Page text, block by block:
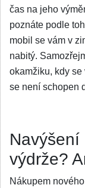
čas na jeho
poznáte podle
mobil se vám v
nabitý.
okamžiku, kdy se
se není schopen
Navýšení
výdrže?
Nákupem